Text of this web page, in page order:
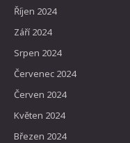
Říjen 2024
Září 2024
Srpen 2024
Červenec 2024
Červen 2024
Květen 2024
Březen 2024